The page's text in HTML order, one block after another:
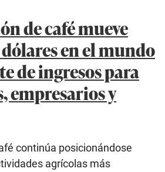
de café mueve
en el mundo
de ingresos para
empresarios y
continúa posicionándose
agrícolas más